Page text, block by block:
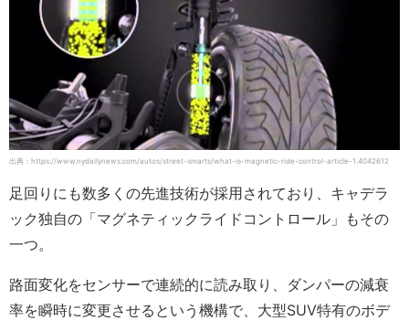
出典：https://www.nydailynews.com/autos/street-smarts/what-is-magnetic-ride-control-article-1.4042612
足回りにも数多くの先進技術が採用されており、キャデラ
ック独自の「マグネティックライドコントロール」もその
一つ。
路面変化をセンサーで連続的に読み取り、ダンパーの減衰
率を瞬時に変更させるという機構で、大型SUV特有のボデ